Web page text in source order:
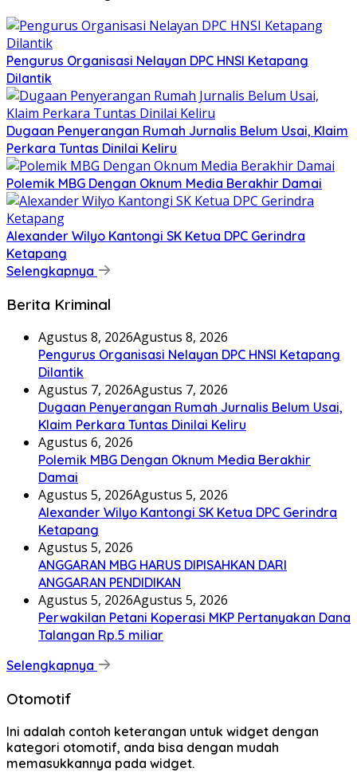
Pengurus Organisasi Nelayan DPC HNSI Ketapang
Dilantik
Dugaan Penyerangan Rumah Jurnalis Belum Usai, Klaim
Perkara Tuntas Dinilai Keliru
Polemik MBG Dengan Oknum Media Berakhir Damai
Alexander Wilyo Kantongi SK Ketua DPC Gerindra
Ketapang
Selengkapnya
Berita Kriminal
Agustus 8, 2026Agustus 8, 2026
Pengurus Organisasi Nelayan DPC HNSI Ketapang
Dilantik
Agustus 7, 2026Agustus 7, 2026
Dugaan Penyerangan Rumah Jurnalis Belum Usai,
Klaim Perkara Tuntas Dinilai Keliru
Agustus 6, 2026
Polemik MBG Dengan Oknum Media Berakhir
Damai
Agustus 5, 2026Agustus 5, 2026
Alexander Wilyo Kantongi SK Ketua DPC Gerindra
Ketapang
Agustus 5, 2026
ANGGARAN MBG HARUS DIPISAHKAN DARI
ANGGARAN PENDIDIKAN
Agustus 5, 2026Agustus 5, 2026
Perwakilan Petani Koperasi MKP Pertanyakan Dana
Talangan Rp.5 miliar
Selengkapnya
Otomotif
Ini adalah contoh keterangan untuk widget dengan
kategori otomotif, anda bisa dengan mudah
memasukkannya pada widget.